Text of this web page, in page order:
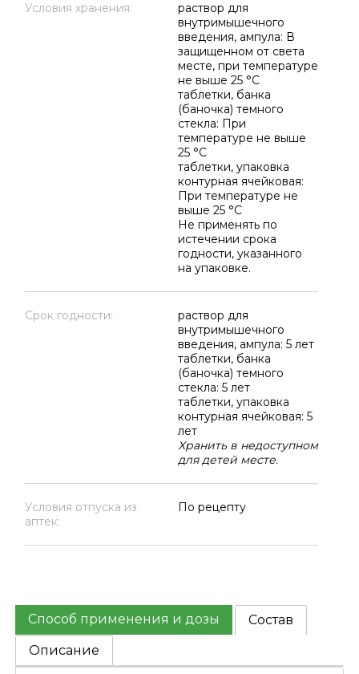
Условия хранения:
раствор для
внутримышечного
введения, ампула: В
защищенном от света
месте, при температуре
не выше 25 °C
таблетки, банка
(баночка) темного
стекла: При
температуре не выше
25 °C
таблетки, упаковка
контурная ячейковая:
При температуре не
выше 25 °C
Не применять по
истечении срока
годности, указанного
на упаковке.
Срок годности:
раствор для
внутримышечного
введения, ампула: 5 лет
таблетки, банка
(баночка) темного
стекла: 5 лет
таблетки, упаковка
контурная ячейковая: 5
лет
Хранить в недоступном
для детей месте.
Условия отпуска из
аптек:
По рецепту
Способ применения и дозы
Состав
Описание